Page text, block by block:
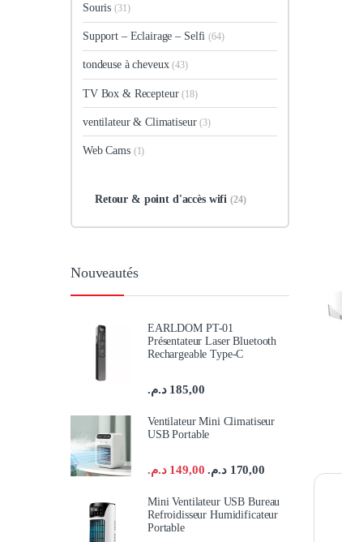
Souris(31)
Support – Eclairage – Selfi(64)
tondeuse à cheveux(43)
TV Box & Recepteur(18)
ventilateur & Climatiseur(3)
Web Cams (1)
Retour & point d'accès wifi(24)
Nouveautés
EARLDOM PT-01
Présentateur Laser Bluetooth
Rechargeable Type-C
185,00 د.م.
Ventilateur Mini Climatiseur
USB Portable
149,00 د.م. 170,00 د.م.
Mini Ventilateur USB Bureau
Refroidisseur Humidificateur
Portable